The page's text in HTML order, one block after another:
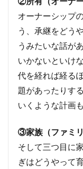
オーナーシップ
う、承継をどう
うみたいな話が
いかないといけ
代を経れば経る
題があったりす
いくような計画
③家族（ファミ
そして三つ目に
ぎはどうやって